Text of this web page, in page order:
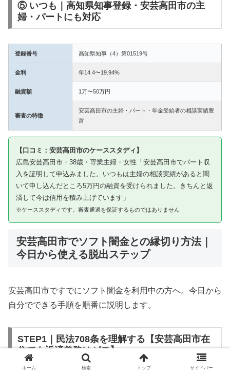
⑤ いつも｜高知県知事登録・安芸高田市の主
婦・パートにも対応
登録番号 高知県知事（4）第01519号
金利 年14.4〜19.94%
融資額 1万〜50万円
審査の特徴
安芸高田市の主婦・パート・年金受給者の相談実績豊
富
【口コミ：安芸高田市のケーススタディ】
広島安芸高田市・38歳・専業主婦・女性「安芸高田市でパート収
入を証明して申込みました。いつもは主婦の相談実績があると聞
いて申し込んだところ5万円の融資を受けられました。きちんと返
済して今は信用を積み上げています」
※ケーススタディです。審査通過を保証するものではありません
安芸高田市でソフト闇金との縁切り方法｜
今日から使える脱出ステップ
安芸高田市ですでにソフト闇金を利用中の方へ。今日から
自分でできる手順を順番に説明します。
STEP1｜民法708条を理解する【安芸高田市在
住でも返済義務はゼロ】
ホーム 検索 トップ サイドバー